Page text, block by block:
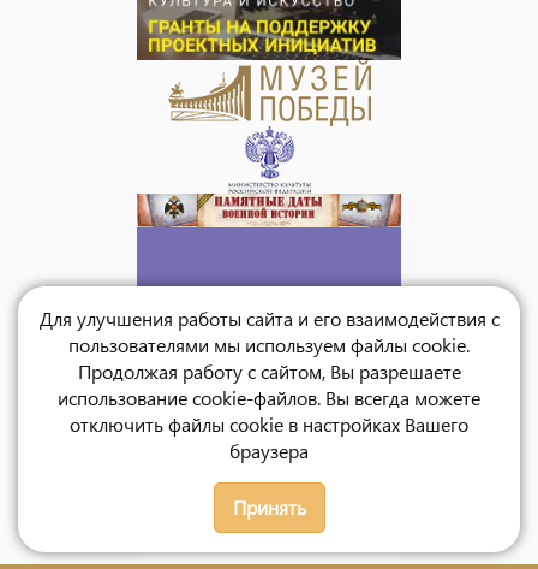
Для улучшения работы сайта и его взаимодействия с
пользователями мы используем файлы cookie.
Продолжая работу с сайтом, Вы разрешаете
использование cookie-файлов. Вы всегда можете
отключить файлы cookie в настройках Вашего
браузера
Принять